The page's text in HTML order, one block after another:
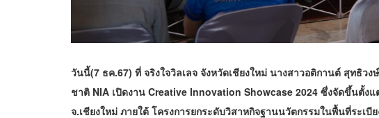
วันนี้(7 ธค.67) ที่ จริงใจวิลเลจ จังหวัดเชียงใหม่ นางสาวอติกานต์ สุทธิว
ชาติ NIA เปิดงาน Creative Innovation Showcase 2024 ซึ่งจัดขึ้นตั้ง
จ.เชียงใหม่ ภายใต้ โครงการยกระดับวิสาหกิจฐานนวัตกรรมในพื้นที่ระเบี